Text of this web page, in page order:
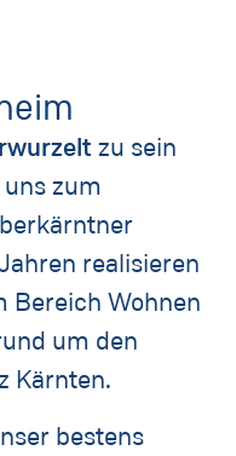
zu sein
zum
realisieren
Bereich Wohnen
um den
Kärnten.
bestens